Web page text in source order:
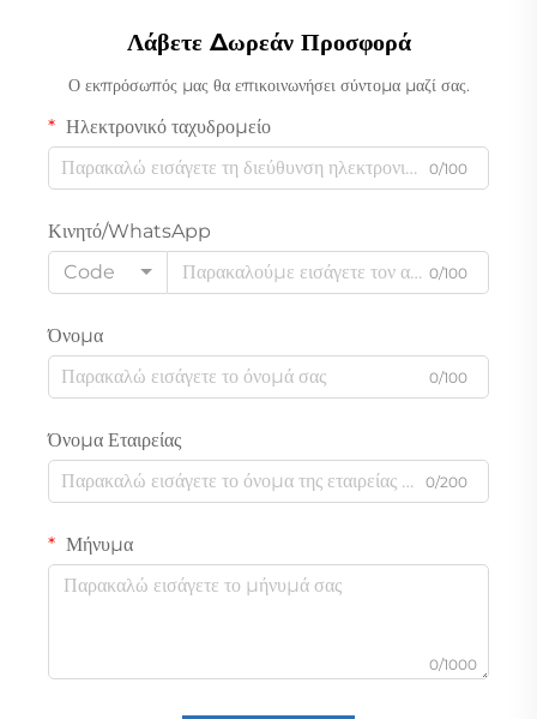
Λάβετε Δωρεάν Προσφορά
Ο εκπρόσωπός μας θα επικοινωνήσει σύντομα μαζί σας.
Ηλεκτρονικό ταχυδρομείο
0/100
Κινητό/WhatsApp
Code
0/100
Όνομα
0/100
Όνομα Εταιρείας
0/200
Μήνυμα
0/1000